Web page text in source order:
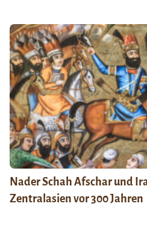
Nader Schah Afschar und
Zentralasien vor 300 Jahren